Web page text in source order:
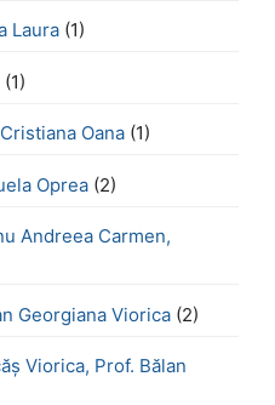
Laura (1)
(1)
Oana (1)
Oprea (2)
Andreea Carmen,
Georgiana Viorica (2)
Viorica, Prof. Bălan